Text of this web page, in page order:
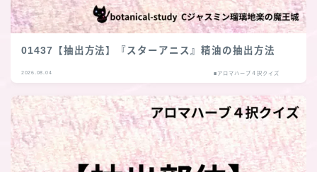
01437【抽出方法】『スターアニス』精油の抽出方法
2026.08.04 ■アロマハーブ４択クイズ